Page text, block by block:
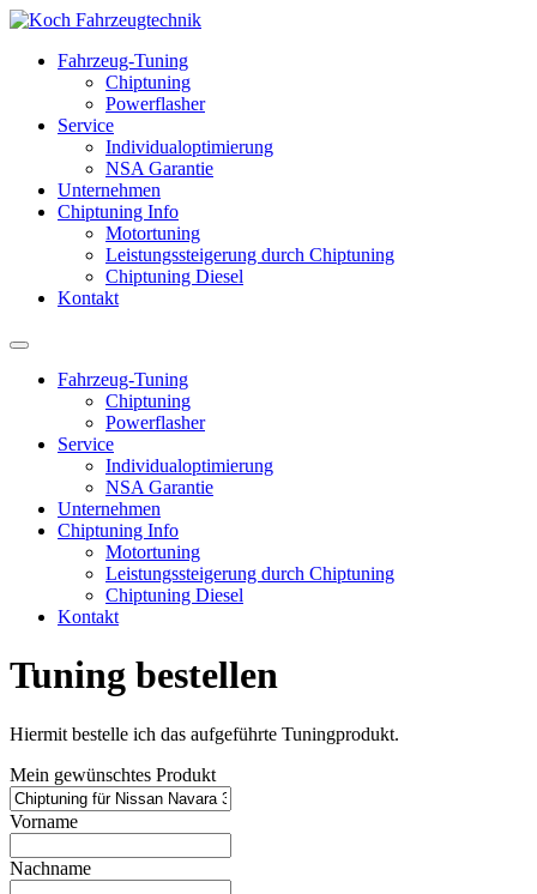
Fahrzeug-Tuning
Chiptuning
Powerflasher
Service
Individualoptimierung
NSA Garantie
Unternehmen
Chiptuning Info
Motortuning
Leistungssteigerung durch Chiptuning
Chiptuning Diesel
Kontakt
Fahrzeug-Tuning
Chiptuning
Powerflasher
Service
Individualoptimierung
NSA Garantie
Unternehmen
Chiptuning Info
Motortuning
Leistungssteigerung durch Chiptuning
Chiptuning Diesel
Kontakt
Tuning bestellen
Hiermit bestelle ich das aufgeführte Tuningprodukt.
Mein gewünschtes Produkt
Vorname
Nachname